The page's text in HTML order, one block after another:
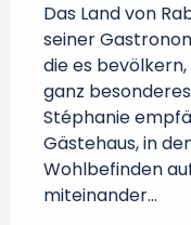
Das Land von
seiner
die es
ganz
Stéphanie
Gästehaus, in
Wohlbefinden
miteinander...